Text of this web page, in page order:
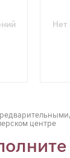
Нет
центре